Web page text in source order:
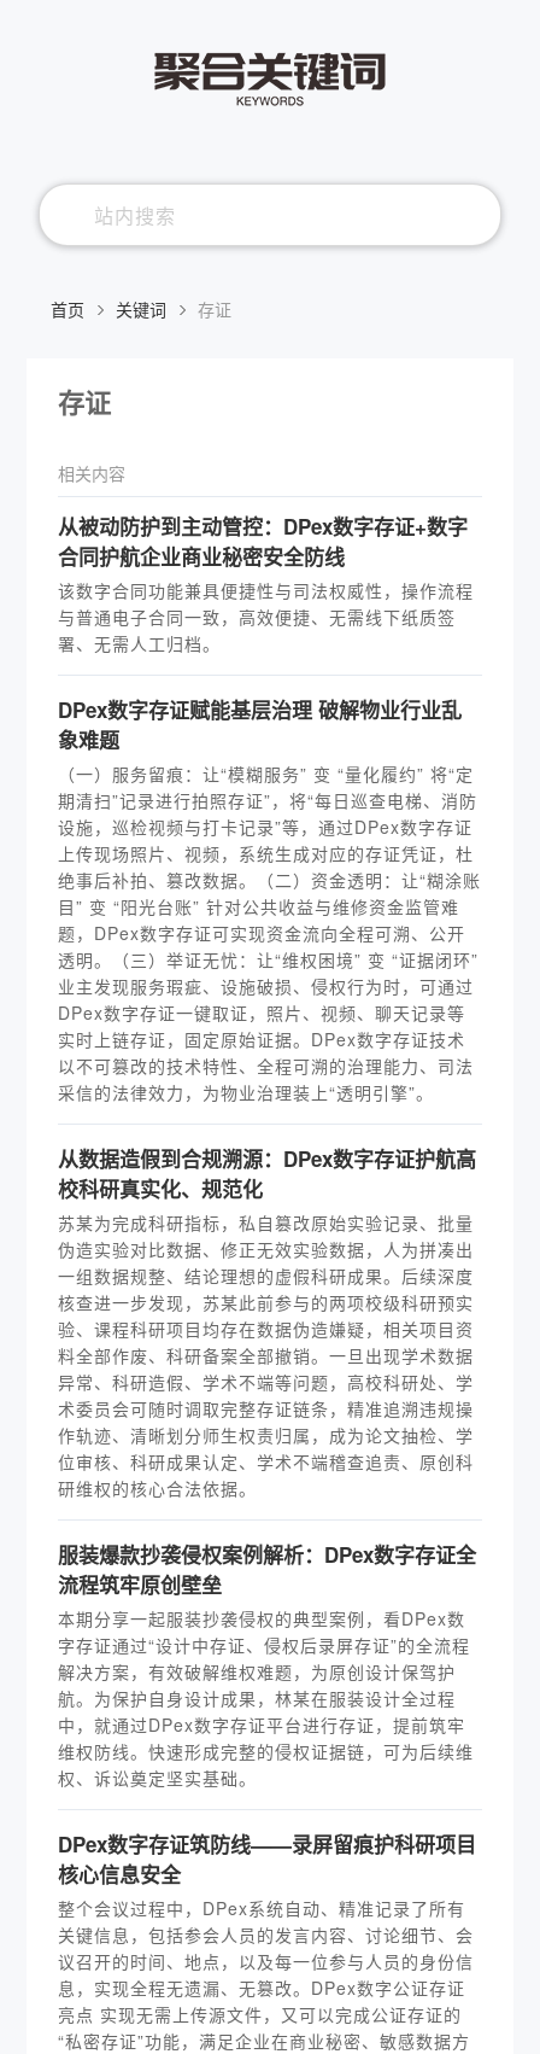
首页 关键词 存证
存证
相关内容
从被动防护到主动管控：DPex数字存证+数字
合同护航企业商业秘密安全防线
该数字合同功能兼具便捷性与司法权威性，操作流程
与普通电子合同一致，高效便捷、无需线下纸质签
署、无需人工归档。
DPex数字存证赋能基层治理 破解物业行业乱
象难题
（一）服务留痕：让“模糊服务” 变 “量化履约” 将“定
期清扫”记录进行拍照存证”，将“每日巡查电梯、消防
设施，巡检视频与打卡记录”等，通过DPex数字存证
上传现场照片、视频，系统生成对应的存证凭证，杜
绝事后补拍、篡改数据。（二）资金透明：让“糊涂账
目” 变 “阳光台账” 针对公共收益与维修资金监管难
题，DPex数字存证可实现资金流向全程可溯、公开
透明。（三）举证无忧：让“维权困境” 变 “证据闭环”
业主发现服务瑕疵、设施破损、侵权行为时，可通过
DPex数字存证一键取证，照片、视频、聊天记录等
实时上链存证，固定原始证据。DPex数字存证技术
以不可篡改的技术特性、全程可溯的治理能力、司法
采信的法律效力，为物业治理装上“透明引擎”。
从数据造假到合规溯源：DPex数字存证护航高
校科研真实化、规范化
苏某为完成科研指标，私自篡改原始实验记录、批量
伪造实验对比数据、修正无效实验数据，人为拼凑出
一组数据规整、结论理想的虚假科研成果。后续深度
核查进一步发现，苏某此前参与的两项校级科研预实
验、课程科研项目均存在数据伪造嫌疑，相关项目资
料全部作废、科研备案全部撤销。一旦出现学术数据
异常、科研造假、学术不端等问题，高校科研处、学
术委员会可随时调取完整存证链条，精准追溯违规操
作轨迹、清晰划分师生权责归属，成为论文抽检、学
位审核、科研成果认定、学术不端稽查追责、原创科
研维权的核心合法依据。
服装爆款抄袭侵权案例解析：DPex数字存证全
流程筑牢原创壁垒
本期分享一起服装抄袭侵权的典型案例，看DPex数
字存证通过“设计中存证、侵权后录屏存证”的全流程
解决方案，有效破解维权难题，为原创设计保驾护
航。为保护自身设计成果，林某在服装设计全过程
中，就通过DPex数字存证平台进行存证，提前筑牢
维权防线。快速形成完整的侵权证据链，可为后续维
权、诉讼奠定坚实基础。
DPex数字存证筑防线——录屏留痕护科研项目
核心信息安全
整个会议过程中，DPex系统自动、精准记录了所有
关键信息，包括参会人员的发言内容、讨论细节、会
议召开的时间、地点，以及每一位参与人员的身份信
息，实现全程无遗漏、无篡改。DPex数字公证存证
亮点 实现无需上传源文件，又可以完成公证存证的
“私密存证”功能，满足企业在商业秘密、敏感数据方